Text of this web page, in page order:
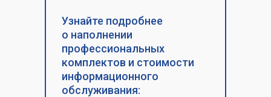
Узнайте подробнее
о наполнении
профессиональных
комплектов и стоимости
информационного
обслуживания: